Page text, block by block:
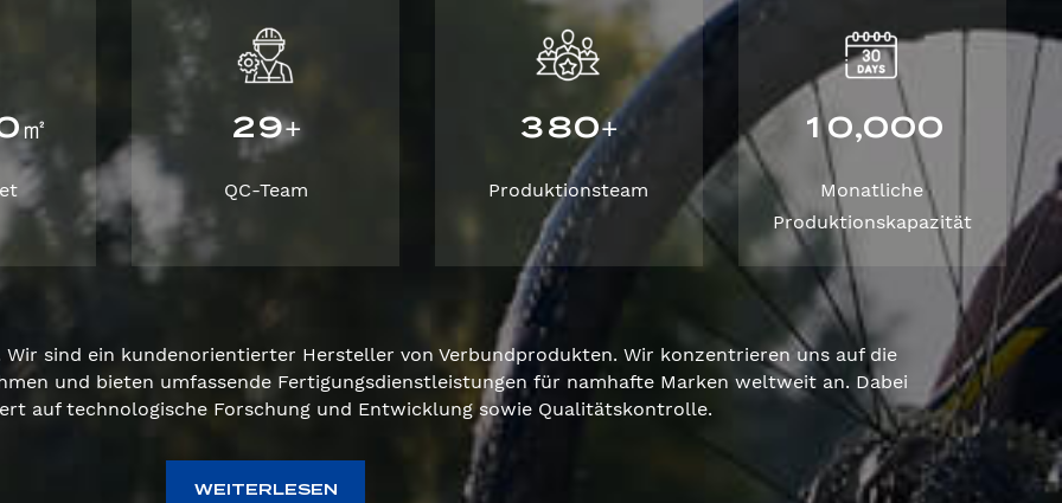
㎡ 29+
QC-Team
380+
Produktionsteam
1 0,000
Monatliche
Produktionskapazität
sind ein kundenorientierter Hersteller von Verbundprodukten. Wir konzentrieren uns auf die
und bieten umfassende Fertigungsdienstleistungen für namhafte Marken weltweit an. Dabei
auf technologische Forschung und Entwicklung sowie Qualitätskontrolle.
WEITERLESEN